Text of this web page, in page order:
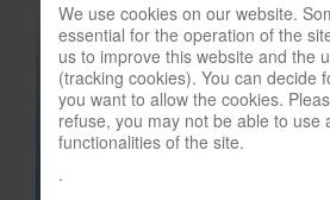
We use cookies on our website.
essential for the operation of the
us to improve this website and the
(tracking cookies). You can decide
you want to allow the cookies.
refuse, you may not be able to use
functionalities of the site.
.